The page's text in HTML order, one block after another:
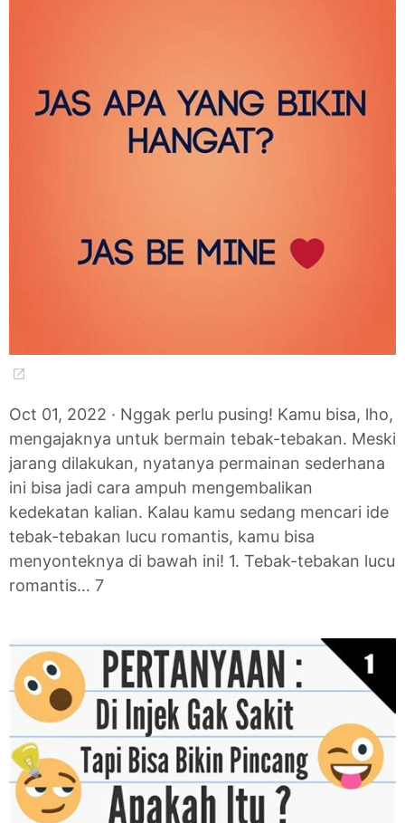
Oct 01, 2022 · Nggak perlu pusing! Kamu bisa, lho,
mengajaknya untuk bermain tebak-tebakan. Meski
jarang dilakukan, nyatanya permainan sederhana
ini bisa jadi cara ampuh mengembalikan
kedekatan kalian. Kalau kamu sedang mencari ide
tebak-tebakan lucu romantis, kamu bisa
menyonteknya di bawah ini! 1. Tebak-tebakan lucu
romantis… 7